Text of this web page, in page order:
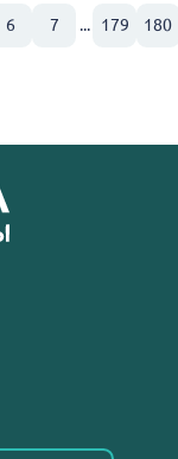
6 7 ... 179 180